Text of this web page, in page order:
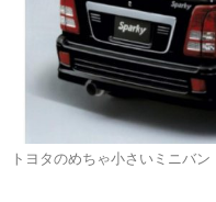
トヨタのめちゃ小さいミニバ